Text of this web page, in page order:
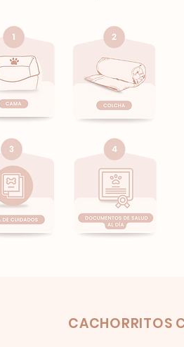
CACHORRITOS